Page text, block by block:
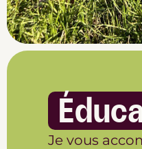
Je vous